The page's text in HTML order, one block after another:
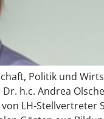
Politik und
h.c. Andrea
LH-